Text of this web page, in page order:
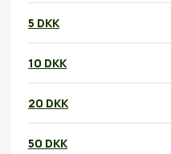
5 DKK
10 DKK
20 DKK
50 DKK